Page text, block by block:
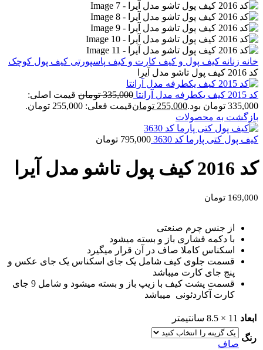
خانه زنانه کیف پول و کیف کارت و کیف پاسپورتی کیف پول کوچک
کد 2016 کیف پول تاشو مدل آیرا
کد 2015 کیف یکطرفه مدل آرانتا 335,000 تومان قیمت اصلی:
335,000 تومان بود.
255,000 تومانقیمت فعلی: 255,000 تومان.
بازگشت به محصولات
کیف پول کتی پارما کد 3630 795,000 تومان
کد 2016 کیف پول تاشو مدل آیرا
169,000 تومان
از جنس چرم صنعتی
با دکمه فشاری باز و بسته میشود
اسکناس کاملا صاف در آن قرار میگیرد
قسمت جلوی کیف شامل یک جای اسکناس یک جای عکس و
پنج جای کارت میباشد
قسمت پشت کیف با زیپ باز و بسته میشود و شامل 9 جای
کارت آکاردئونی میباشد
ابعاد 11 × 8.5 سانتیمتر
رنگ
صاف